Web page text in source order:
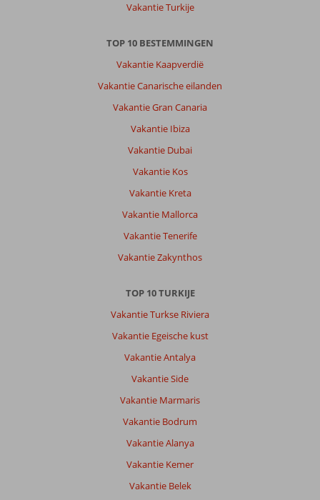
Vakantie Turkije
TOP 10 BESTEMMINGEN
Vakantie Kaapverdië
Vakantie Canarische eilanden
Vakantie Gran Canaria
Vakantie Ibiza
Vakantie Dubai
Vakantie Kos
Vakantie Kreta
Vakantie Mallorca
Vakantie Tenerife
Vakantie Zakynthos
TOP 10 TURKIJE
Vakantie Turkse Riviera
Vakantie Egeische kust
Vakantie Antalya
Vakantie Side
Vakantie Marmaris
Vakantie Bodrum
Vakantie Alanya
Vakantie Kemer
Vakantie Belek